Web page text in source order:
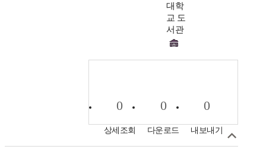
대학
교 도
서관
0
상세조회
0
다운로드
0
내보내기